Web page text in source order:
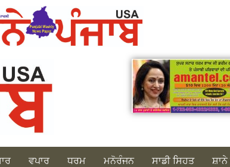
ਵਪਾਰ ਧਰਮ ਮਨੋਰੰਜਨ ਸਾਡੀ ਸਿਹਤ ਸ਼ਾਨੇ